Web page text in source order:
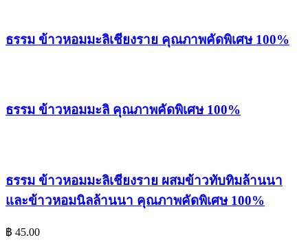
ธรรม ข้าวหอมมะลิเชียงราย คุณภาพคัดพิเศษ 100%
ธรรม ข้าวหอมมะลิ คุณภาพคัดพิเศษ 100%
ธรรม ข้าวหอมมะลิเชียงราย ผสมข้าวทับทิมล้านนา
และข้าวหอมนิลล้านนา คุณภาพคัดพิเศษ 100%
฿ 45.00